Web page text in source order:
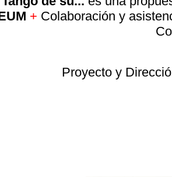
+ Colaboración y
Proyecto y